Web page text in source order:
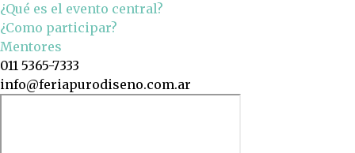
¿Qué es el evento central?
¿Como participar?
Mentores
011 5365-7333
info@feriapurodiseno.com.ar